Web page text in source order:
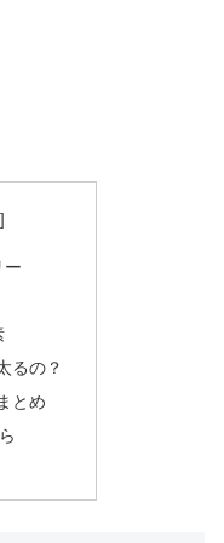
ー
るの？
とめ